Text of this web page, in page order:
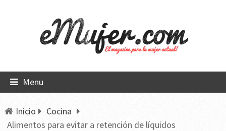
Menu
Inicio
Cocina
Alimentos para evitar a retención de líquidos